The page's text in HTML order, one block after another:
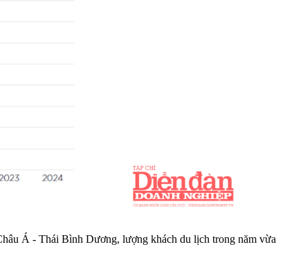
Á - Thái Bình Dương, lượng khách du lịch trong năm vừa